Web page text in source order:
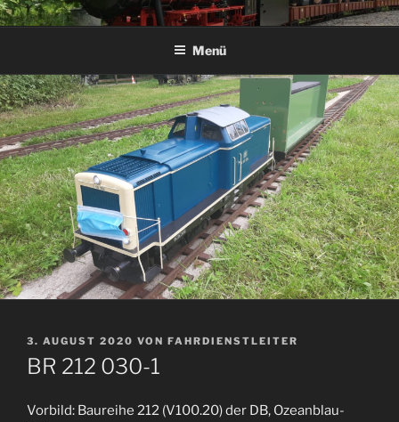
Zum
InhaltDAMPF-BAHN-CLUB
SPROCKHÖVEL E.V.
Menü
VERÖFFENTLICHT
AM
3. AUGUST 2020 VON FAHRDIENSTLEITER
BR 212 030-1
Vorbild: Baureihe 212 (V100.20) der DB, Ozeanblau-